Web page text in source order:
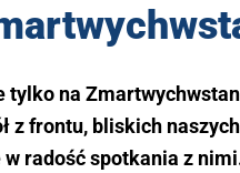
tylko na
z frontu, bliskich
radość spotkania z